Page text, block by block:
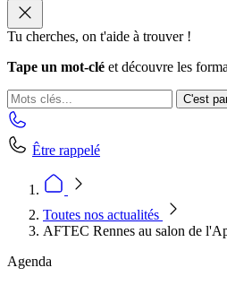
Tu cherches, on t'aide à trouver !
Tape un mot-clé et découvre les
C'est
Être rappelé
Toutes nos actualités
AFTEC Rennes au salon de
Agenda